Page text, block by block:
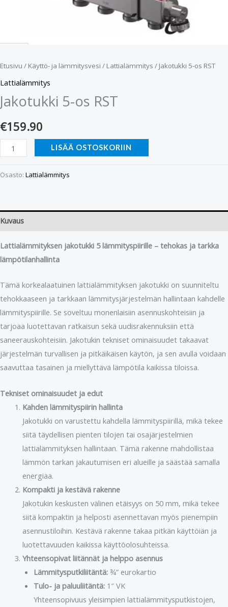
Etusivu / Käyttö- ja lämmitysvesi / Lattialämmitys / Jakotukki 5-os RST
Lattialämmitys
Jakotukki 5-os RST
€159.90
LISÄÄ OSTOSKORIIN
Osasto: Lattialämmitys
Kuvaus
Lattialämmityksen jakotukki 5 lämmityspiirille – tehokas ja tarkka
lämpötilanhallinta
Tämä korkealaatuinen lattialämmityksen jakotukki on suunniteltu
tehokkaaseen ja tarkkaan lämmitysjärjestelmän hallintaan kahdelle
lämmityspiirille. Se soveltuu monenlaisiin asennuskohteisiin ja
tarjoaa luotettavan ratkaisun sekä uudisrakennuksiin että
saneerauskohteisiin. Jakotukin tekniset ominaisuudet takaavat
järjestelmän turvallisen ja pitkäikäisen käytön, ja sen avulla voidaan
saavuttaa tasainen ja miellyttävä lämpötila kaikissa tiloissa.
Tekniset ominaisuudet ja edut
Kahden lämmityspiirin hallinta
Jakotukki on varustettu kahdella lämmityspiirillä, mikä tekee
siitä täydellisen pienten tilojen tai osajärjestelmien
lattialämmityksen hallintaan. Tämä rakenne mahdollistaa
lämmön tarkan jakautumisen eri alueille ja säästää samalla
energiaa.
Kompakti ja kestävä rakenne
Jakotukin keskusten välinen etäisyys on 50 mm, mikä tekee
siitä kompaktin ja helposti asennettavan myös pienempiin
asennustiloihin. Kestävä rakenne takaa pitkän käyttöiän ja
luotettavuuden kaikissa käyttöolosuhteissa.
Yhteensopivat liitännät ja helppo asennus
Lämmitysputkiliitäntä:¾” eurokartio
Tulo- ja paluuliitäntä:1″ VK
Yhteensopivuus yleisimpien lattialämmitysputkistojen,